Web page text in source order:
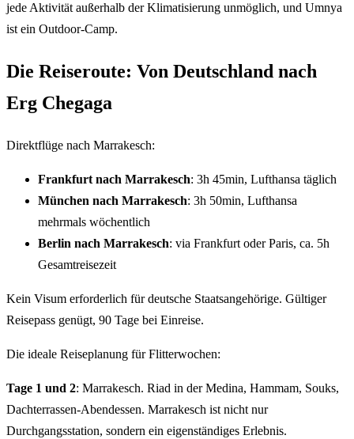
jede Aktivität außerhalb der Klimatisierung unmöglich, und Umnya
ist ein Outdoor-Camp.
Die Reiseroute: Von Deutschland nach
Erg Chegaga
Direktflüge nach Marrakesch:
Frankfurt nach Marrakesch: 3h 45min, Lufthansa täglich
München nach Marrakesch: 3h 50min, Lufthansa
mehrmals wöchentlich
Berlin nach Marrakesch: via Frankfurt oder Paris, ca. 5h
Gesamtreisezeit
Kein Visum erforderlich für deutsche Staatsangehörige. Gültiger
Reisepass genügt, 90 Tage bei Einreise.
Die ideale Reiseplanung für Flitterwochen:
Tage 1 und 2: Marrakesch. Riad in der Medina, Hammam, Souks,
Dachterrassen-Abendessen. Marrakesch ist nicht nur
Durchgangsstation, sondern ein eigenständiges Erlebnis.